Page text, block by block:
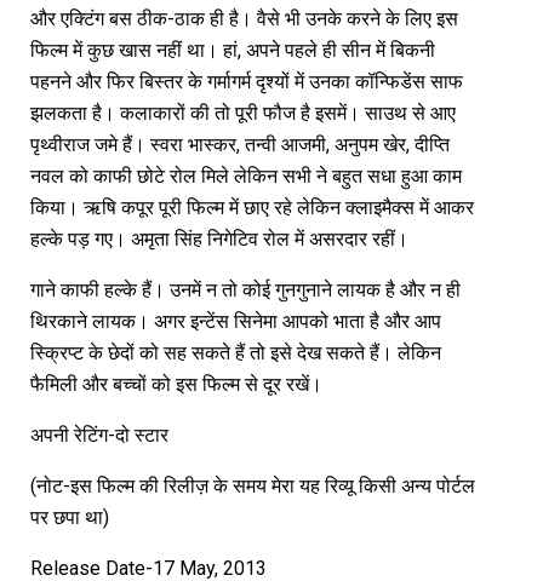
और एक्टिंग बस ठीक-ठाक ही है। वैसे भी उनके करने के लिए इस
फिल्म में कुछ खास नहीं था। हां, अपने पहले ही सीन में बिकनी
पहनने और फिर बिस्तर के गर्मागर्म दृश्यों में उनका कॉन्फिडेंस साफ
झलकता है। कलाकारों की तो पूरी फौज है इसमें। साउथ से आए
पृथ्वीराज जमे हैं। स्वरा भास्कर, तन्वी आजमी, अनुपम खेर, दीप्ति
नवल को काफी छोटे रोल मिले लेकिन सभी ने बहुत सधा हुआ काम
किया। ऋषि कपूर पूरी फिल्म में छाए रहे लेकिन क्लाइमैक्स में आकर
हल्के पड़ गए। अमृता सिंह निगेटिव रोल में असरदार रहीं।
गाने काफी हल्के हैं। उनमें न तो कोई गुनगुनाने लायक है और न ही
थिरकाने लायक। अगर इन्टेंस सिनेमा आपको भाता है और आप
स्क्रिप्ट के छेदों को सह सकते हैं तो इसे देख सकते हैं। लेकिन
फैमिली और बच्चों को इस फिल्म से दूर रखें।
अपनी रेटिंग-दो स्टार
(नोट-इस फिल्म की रिलीज़ के समय मेरा यह रिव्यू किसी अन्य पोर्टल
पर छपा था)
Release Date-17 May, 2013